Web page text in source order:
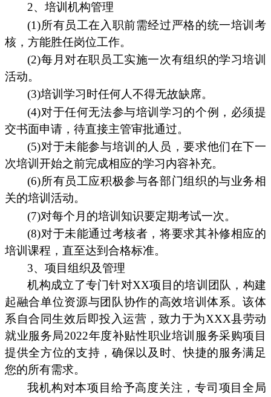
2、培训机构管理
(1)所有员工在入职前需经过严格的统一培训考
核，方能胜任岗位工作。
(2)每月对在职员工实施一次有组织的学习培训
活动。
(3)培训学习时任何人不得无故缺席。
(4)对于任何无法参与培训学习的个例，必须提
交书面申请，待直接主管审批通过。
(5)对于未能参与培训的人员，要求他们在下一
次培训开始之前完成相应的学习内容补充。
(6)所有员工应积极参与各部门组织的与业务相
关的培训活动。
(7)对每个月的培训知识要定期考试一次。
(8)对于未能通过考核者，将要求其补修相应的
培训课程，直至达到合格标准。
3、项目组织及管理
机构成立了专门针对XX项目的培训团队，构建
起融合单位资源与团队协作的高效培训体系。该体
系自合同生效后即投入运营，致力于为XXX县劳动
就业服务局2022年度补贴性职业培训服务采购项目
提供全方位的支持，确保以及时、快捷的服务满足
您的所有需求。
我机构对本项目给予高度关注，专司项目全局